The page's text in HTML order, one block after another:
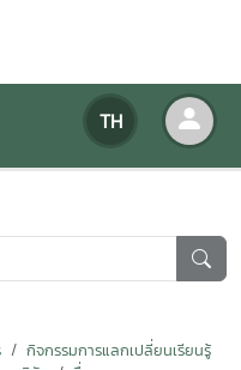
TH
กิจกรรมการแลกเปลี่ยนเรียนรู้